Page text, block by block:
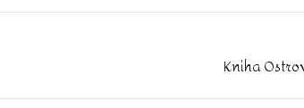
Kniha